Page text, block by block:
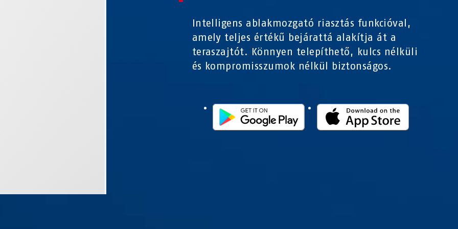
Intelligens ablakmozgató riasztás funkcióval,
amely teljes értékű bejárattá alakítja át a
teraszajtót. Könnyen telepíthető, kulcs nélküli
és kompromisszumok nélkül biztonságos.